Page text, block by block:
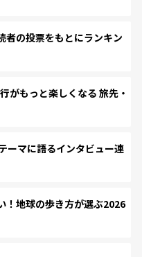
の投票をもとにランキン
もっと楽しくなる 旅先・
ーマに語るインタビュー連
！地球の歩き方が選ぶ2026